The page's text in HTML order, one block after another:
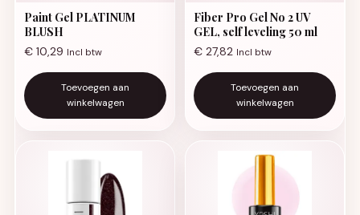
Paint Gel PLATINUM
BLUSH
€ 10,29 Incl btw
Toevoegen aan
winkelwagen
Fiber Pro Gel No 2 UV
GEL, self leveling 50 ml
€ 27,82 Incl btw
Toevoegen aan
winkelwagen